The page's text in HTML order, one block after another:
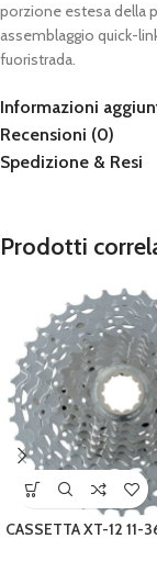
porzione estesa della
assemblaggio quick-
fuoristrada.
Informazioni
Recensioni (0)
Spedizione & Resi
Prodotti
CASSETTA XT-12 11-